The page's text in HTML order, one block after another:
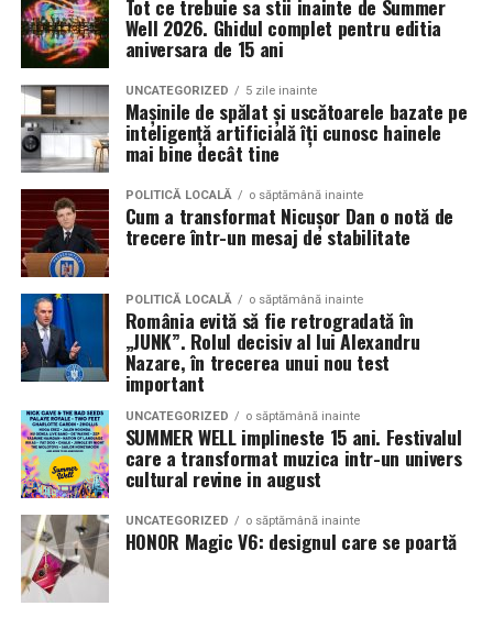
Contact: contact@antreprenoare.ro
Sursă foto: Antreprenoare.ro
decât memorabilă.
Această ediție se poziționează ca o celebrare a feminității
într-un cadru atent construit, în care atmosfera, scena
și interacțiunea cu publicul sunt părți integrante ale
experienței.
Detalii organizatorice
Data și ora:Sâmbătă, 7 martie | 18:00
Locația:
450 RON / persoană – format all-inclusive
(show live și meniu complet)
Pentru rezervări și informații: 0262 287 000 / 0748 023
165
Romanita Events continuă astfel să fie o gazdă
importantă a momentelor speciale din Maramureș,
combinând experiența organizatorică cu capacitatea de
a transforma fiecare eveniment într-o amintire
deosebită pentru participanți.
sunt apreciate si discutate. Anvelopele fac parte din
aceasta categorie de componente esentiale, deoarece
masina este perceputa ca ansamblu.
Ce inseamna o masina pregatita de show in Cluj
Pregatirea unei masini pentru un eveniment auto in Cluj
presupune mai mult decat un aspect curat si o vopsea
lucioasa. Proprietarii investesc timp in detalii precum
alinierea rotilor, raportul dintre janta si anvelopa,
inaltimea masinii si coerenta stilului ales. Fiecare
element trebuie sa se potriveasca cu restul, pentru a
crea o imagine unitara.
Anvelopele influenteaza direct postura masinii. Profilul,
latimea si aspectul flancului pot schimba complet felul
in care masina sta pe roti. O alegere inspirata poate
accentua liniile caroseriei si poate oferi un look
echilibrat, in timp ce o alegere gresita poate strica
proportiile, chiar daca restul masinii este bine realizat.
Anvelopele ca element vizual la show-uri auto
Tot ce trebuie sa stii inainte de Summer
Well 2026. Ghidul complet pentru editia
aniversara de 15 ani
UNCATEGORIZED 5 zile inainte
Mașinile de spălat și uscătoarele bazate pe
inteligență artificială îți cunosc hainele
mai bine decât tine
POLITICĂ LOCALĂ o săptămână inainte
Cum a transformat Nicușor Dan o notă de
trecere într-un mesaj de stabilitate
POLITICĂ LOCALĂ o săptămână inainte
România evită să fie retrogradată în
„JUNK”. Rolul decisiv al lui Alexandru
Nazare, în trecerea unui nou test
important
UNCATEGORIZED o săptămână inainte
SUMMER WELL implineste 15 ani. Festivalul
care a transformat muzica intr-un univers
cultural revine in august
UNCATEGORIZED o săptămână inainte
HONOR Magic V6: designul care se poartă